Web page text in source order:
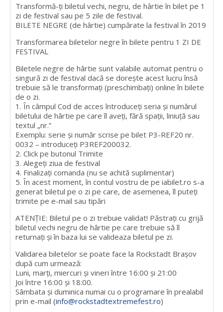
Transformă-ți biletul vechi, negru, de hârtie în bilet pe 1
zi de festival sau pe 5 zile de festival.
BILETE NEGRE (de hârtie) cumpărate la festival în 2019
Transformarea biletelor negre în bilete pentru 1 ZI DE
FESTIVAL
Biletele negre de hârtie sunt valabile automat pentru o
singură zi de festival dacă se dorește acest lucru însă
trebuie să le transformați (preschimbați) online în bilete
de o zi.
1. În câmpul Cod de acces întroduceți seria și numărul
biletului de hârtie pe care îl aveți, fără spații, liniuță sau
textul „nr.”
Exemplu: serie și număr scrise pe bilet P3-REF20 nr.
0032 – introduceți P3REF200032.
2. Click pe butonul Trimite
3. Alegeți ziua de festival
4. Finalizați comanda (nu se achită suplimentar)
5. În acest moment, în contul vostru de pe iabilet.ro s-a
generat biletul pe o zi pe care, de asemenea, îl puteți
trimite pe e-mail sau tipări
ATENȚIE: Biletul pe o zi trebuie validat! Păstrați cu grijă
biletul vechi negru de hârtie pe care trebuie să îl
returnați și în baza lui se valideaza biletul pe zi.
Validarea biletelor se poate face la Rockstadt Brașov
după cum urmează:
Luni, marți, miercuri și vineri între 16:00 și 21:00
Joi între 16:00 și 18:00.
Sâmbata și duminica numai cu o programare în prealabil
prin e-mail (info@rockstadtextremefest.ro)